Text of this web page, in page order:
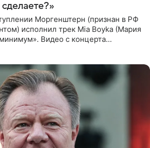
Моргенштерн (признан в РФ
исполнил трек Mia Boyka (Мария
Видео с концерта